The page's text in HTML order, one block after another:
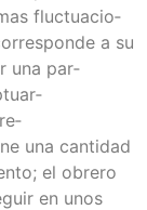
fluc­tua­cio­
a su
una par­
una can­ti­dad
el obre­ro
en unos